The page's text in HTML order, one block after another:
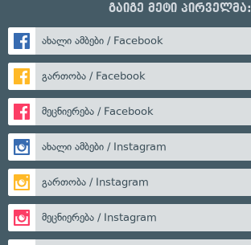
გაიგე მეტი პირველმა:
ახალი ამბები / Facebook
გართობა / Facebook
მეცნიერება / Facebook
ახალი ამბები / Instagram
გართობა / Instagram
მეცნიერება / Instagram